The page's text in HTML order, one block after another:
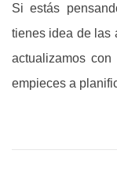
Si estás
tienes idea de las
actualizamos
empieces a